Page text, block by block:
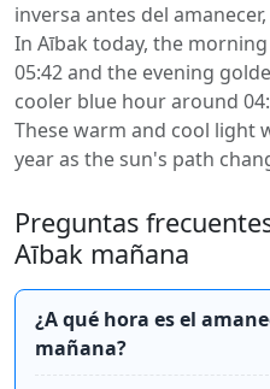
inversa antes del
In Aībak today, the
05:42 and the evening
cooler blue hour around
These warm and cool
year as the sun's path
Preguntas
Aībak mañana
¿A qué hora es el
mañana?